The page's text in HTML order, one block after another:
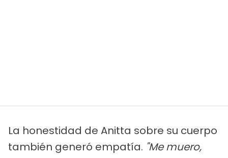
La honestidad de Anitta sobre su cuerpo
también generó empatía. "Me muero,